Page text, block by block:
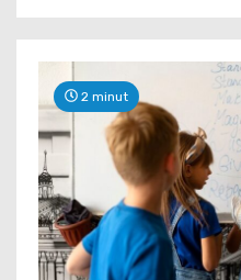
2 minut